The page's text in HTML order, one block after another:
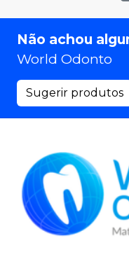
Não achou
World Odonto
Sugerir produtos